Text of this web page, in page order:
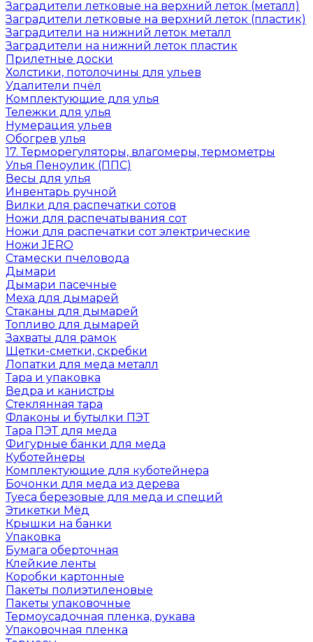
Заградители летковые на верхний леток (металл)
Заградители летковые на верхний леток (пластик)
Заградители на нижний леток металл
Заградители на нижний леток пластик
Прилетные доски
Холстики, потолочины для ульев
Удалители пчёл
Комплектующие для улья
Тележки для улья
Нумерация ульев
Обогрев улья
17. Терморегуляторы, влагомеры, термометры
Улья Пеноулик (ППС)
Весы для улья
Инвентарь ручной
Вилки для распечатки сотов
Ножи для распечатывания сот
Ножи для распечатки сот электрические
Ножи JERO
Стамески пчеловода
Дымари
Дымари пасечные
Меха для дымарей
Стаканы для дымарей
Топливо для дымарей
Захваты для рамок
Щетки-сметки, скребки
Лопатки для меда металл
Тара и упаковка
Ведра и канистры
Стеклянная тара
Флаконы и бутылки ПЭТ
Тара ПЭТ для меда
Фигурные банки для меда
Куботейнеры
Комплектующие для куботейнера
Бочонки для меда из дерева
Туеса березовые для меда и специй
Этикетки Мёд
Крышки на банки
Упаковка
Бумага оберточная
Клейкие ленты
Коробки картонные
Пакеты полиэтиленовые
Пакеты упаковочные
Термоусадочная пленка, рукава
Упаковочная пленка